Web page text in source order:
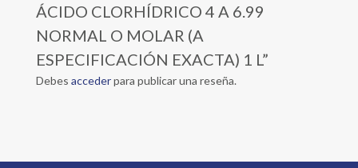
ÁCIDO CLORHÍDRICO 4 A 6.99
NORMAL O MOLAR (A
ESPECIFICACIÓN EXACTA) 1 L”
Debes accederpara publicar una reseña.